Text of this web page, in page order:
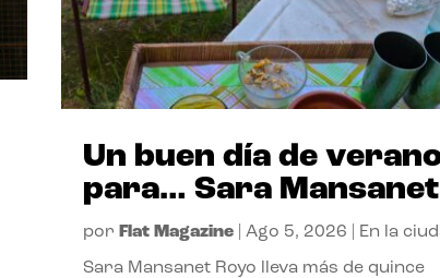
Un buen día de
para… Sara Mansanet
por Flat Magazine| Ago 5, 2026 En la
Sara Mansanet Royo lleva más de quince